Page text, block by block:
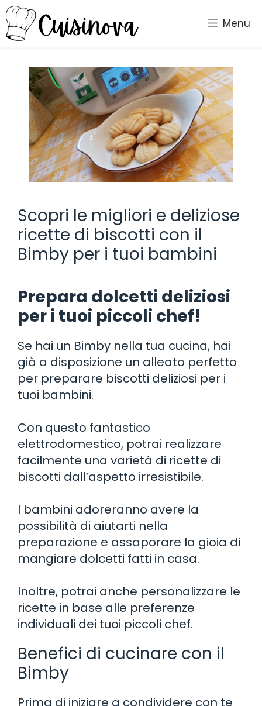
Vai
al
contenuto
Menu
Scopri le migliori e deliziose
ricette di biscotti con il
Bimby per i tuoi bambini
Prepara dolcetti deliziosi
per i tuoi piccoli chef!
Se hai un Bimby nella tua cucina, hai
già a disposizione un alleato perfetto
per preparare biscotti deliziosi per i
tuoi bambini.
Con questo fantastico
elettrodomestico, potrai realizzare
facilmente una varietà di ricette di
biscotti dall’aspetto irresistibile.
I bambini adoreranno avere la
possibilità di aiutarti nella
preparazione e assaporare la gioia di
mangiare dolcetti fatti in casa.
Inoltre, potrai anche personalizzare le
ricette in base alle preferenze
individuali dei tuoi piccoli chef.
Benefici di cucinare con il
Bimby
Prima di iniziare a condividere con te